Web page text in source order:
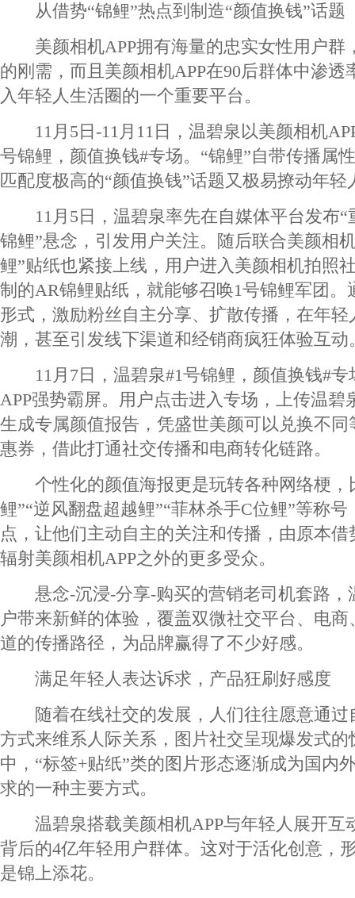
从借势“锦鲤”热点到制造“颜值换钱”话题
美颜相机APP拥有海量的忠实女性用户群
的刚需，而且美颜相机APP在90后群体中渗透
入年轻人生活圈的一个重要平台。
11月5日-11月11日，温碧泉以美颜相机
号锦鲤，颜值换钱#专场。“锦鲤”自带传播属
匹配度极高的“颜值换钱”话题又极易撩动年轻
11月5日，温碧泉率先在自媒体平台发布“
锦鲤”悬念，引发用户关注。随后联合美颜相
鲤”贴纸也紧接上线，用户进入美颜相机拍照
制的AR锦鲤贴纸，就能够召唤1号锦鲤军团。
形式，激励粉丝自主分享、扩散传播，在年
潮，甚至引发线下渠道和经销商疯狂体验互动
11月7日，温碧泉#1号锦鲤，颜值换钱#专
APP强势霸屏。用户点击进入专场，上传温碧
生成专属颜值报告，凭盛世美颜可以兑换不
惠券，借此打通社交传播和电商转化链路。
个性化的颜值海报更是玩转各种网络梗，
鲤”“逆风翻盘超越鲤”“菲林杀手C位鲤”等称
点，让他们主动自主的关注和传播，由原本
辐射美颜相机APP之外的更多受众。
悬念-沉浸-分享-购买的营销老司机套路，
户带来新鲜的体验，覆盖双微社交平台、电
道的传播路径，为品牌赢得了不少好感。
满足年轻人表达诉求，产品狂刷好感度
随着在线社交的发展，人们往往愿意通过
方式来维系人际关系，图片社交呈现爆发式的
中，“标签+贴纸”类的图片形态逐渐成为国内
求的一种主要方式。
温碧泉搭载美颜相机APP与年轻人展开互
背后的4亿年轻用户群体。这对于活化创意，
是锦上添花。